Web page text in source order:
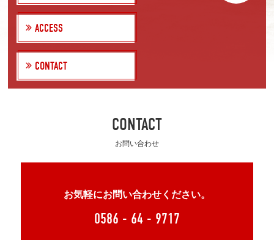
ACCESS
CONTACT
CONTACT
お問い合わせ
お気軽にお問い合わせください。
0586 - 64 - 9717